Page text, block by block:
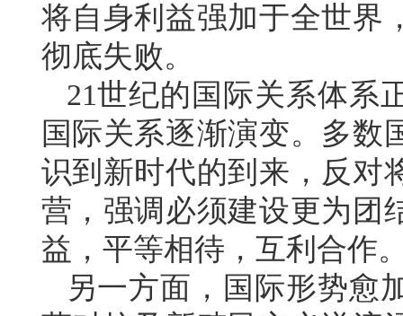
将自身利益强加于全世界
彻底失败。
21世纪的国际关系体系
国际关系逐渐演变。多数
识到新时代的到来，反对
营，强调必须建设更为团
益，平等相待，互利合作
另一方面，国际形势愈